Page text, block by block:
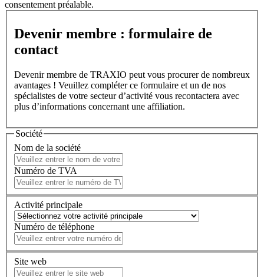
consentement préalable.
Devenir membre : formulaire de
contact
Devenir membre de TRAXIO peut vous procurer de nombreux
avantages ! Veuillez compléter ce formulaire et un de nos
spécialistes de votre secteur d’activité vous recontactera avec
plus d’informations concernant une affiliation.
Société
Nom de la société
Numéro de TVA
Activité principale
Numéro de téléphone
Site web